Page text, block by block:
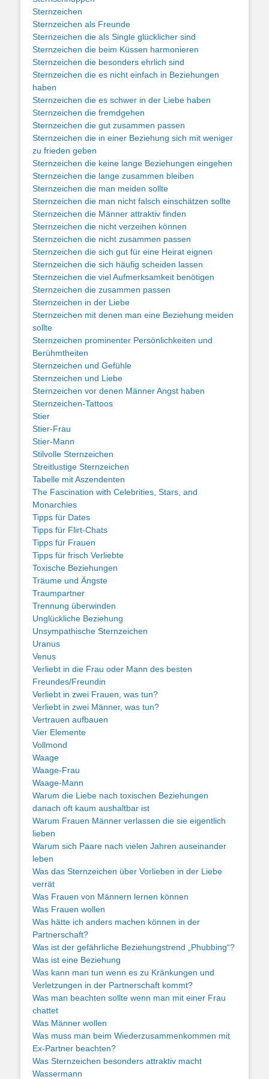
Sternzeichen
Sternzeichen als Freunde
Sternzeichen die als Single glücklicher sind
Sternzeichen die beim Küssen harmonieren
Sternzeichen die besonders ehrlich sind
Sternzeichen die es nicht einfach in Beziehungen
haben
Sternzeichen die es schwer in der Liebe haben
Sternzeichen die fremdgehen
Sternzeichen die gut zusammen passen
Sternzeichen die in einer Beziehung sich mit weniger
zu frieden geben
Sternzeichen die keine lange Beziehungen eingehen
Sternzeichen die lange zusammen bleiben
Sternzeichen die man meiden sollte
Sternzeichen die man nicht falsch einschätzen sollte
Sternzeichen die Männer attraktiv finden
Sternzeichen die nicht verzeihen können
Sternzeichen die nicht zusammen passen
Sternzeichen die sich gut für eine Heirat eignen
Sternzeichen die sich häufig scheiden lassen
Sternzeichen die viel Aufmerksamkeit benötigen
Sternzeichen die zusammen passen
Sternzeichen in der Liebe
Sternzeichen mit denen man eine Beziehung meiden
sollte
Sternzeichen prominenter Persönlichkeiten und
Berühmtheiten
Sternzeichen und Gefühle
Sternzeichen und Liebe
Sternzeichen vor denen Männer Angst haben
Sternzeichen-Tattoos
Stier
Stier-Frau
Stier-Mann
Stilvolle Sternzeichen
Streitlustige Sternzeichen
Tabelle mit Aszendenten
The Fascination with Celebrities, Stars, and
Monarchies
Tipps für Dates
Tipps für Flirt-Chats
Tipps für Frauen
Tipps für frisch Verliebte
Toxische Beziehungen
Träume und Ängste
Traumpartner
Trennung überwinden
Unglückliche Beziehung
Unsympathische Sternzeichen
Uranus
Venus
Verliebt in die Frau oder Mann des besten
Freundes/Freundin
Verliebt in zwei Frauen, was tun?
Verliebt in zwei Männer, was tun?
Vertrauen aufbauen
Vier Elemente
Vollmond
Waage
Waage-Frau
Waage-Mann
Warum die Liebe nach toxischen Beziehungen
danach oft kaum aushaltbar ist
Warum Frauen Männer verlassen die sie eigentlich
lieben
Warum sich Paare nach vielen Jahren auseinander
leben
Was das Sternzeichen über Vorlieben in der Liebe
verrät
Was Frauen von Männern lernen können
Was Frauen wollen
Was hätte ich anders machen können in der
Partnerschaft?
Was ist der gefährliche Beziehungstrend „Phubbing“?
Was ist eine Beziehung
Was kann man tun wenn es zu Kränkungen und
Verletzungen in der Partnerschaft kommt?
Was man beachten sollte wenn man mit einer Frau
chattet
Was Männer wollen
Was muss man beim Wiederzusammenkommen mit
Ex-Partner beachten?
Was Sternzeichen besonders attraktiv macht
Wassermann